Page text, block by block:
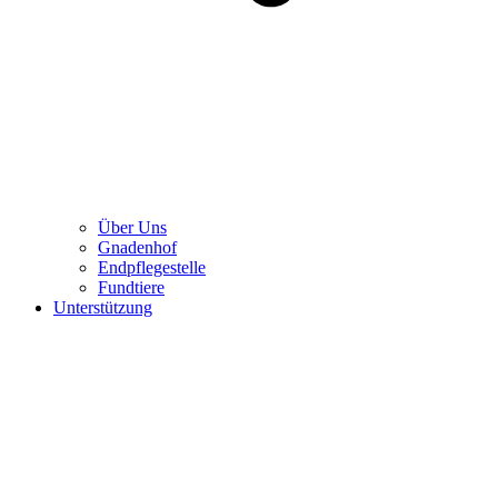
Über Uns
Gnadenhof
Endpflegestelle
Fundtiere
Unterstützung